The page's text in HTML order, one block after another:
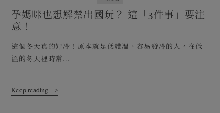
孕媽咪也想解禁出國玩？ 這「3件事」要注
意！
這個冬天真的好冷！原本就是低體溫、容易發冷的人，在低
溫的冬天裡時常...
Keep reading